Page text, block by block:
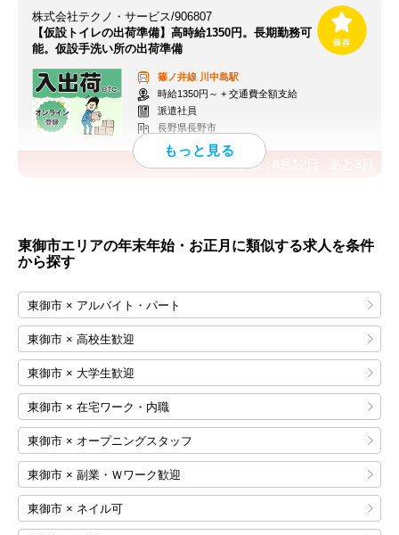
株式会社テクノ・サービス/906807
【仮設トイレの出荷準備】高時給1350円。長期勤務可
能。仮設手洗い所の出荷準備
篠ノ井線 川中島駅
時給1350円～ + 交通費全額支給
派遣社員
長野県長野市
応募終了日：
東御市エリアの年末年始・お正月に類似する求人を条件
から探す
東御市 × アルバイト・パート
東御市 × 高校生歓迎
東御市 × 大学生歓迎
東御市 × 在宅ワーク・内職
東御市 × オープニングスタッフ
東御市 × 副業・Ｗワーク歓迎
東御市 × ネイル可